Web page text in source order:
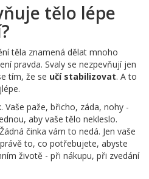
tělo lépe
těla znamená dělat mnoho
pravda. Svaly se nezpevňují jen
tím, že se učí stabilizovat. A to
Vaše paže, břicho, záda, nohy -
aby vaše tělo nekleslo.
činka vám to nedá. Jen vaše
to, co potřebujete, abyste
životě - při nákupu, při zvedání